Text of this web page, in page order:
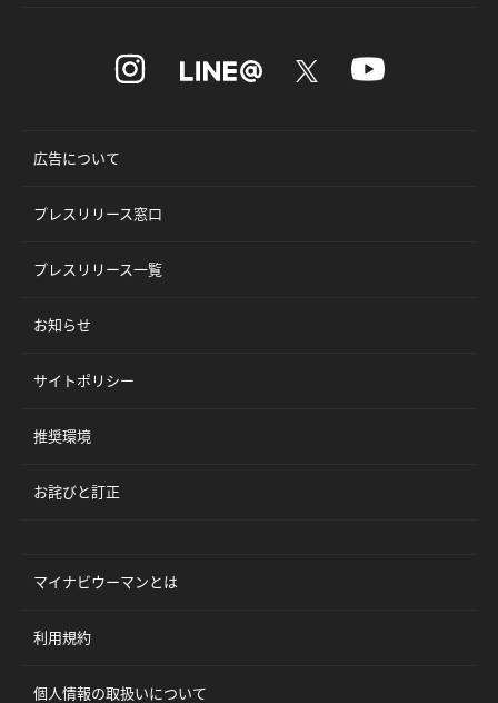
広告について
プレスリリース窓口
プレスリリース一覧
お知らせ
サイトポリシー
推奨環境
お詫びと訂正
マイナビウーマンとは
利用規約
個人情報の取扱いについて